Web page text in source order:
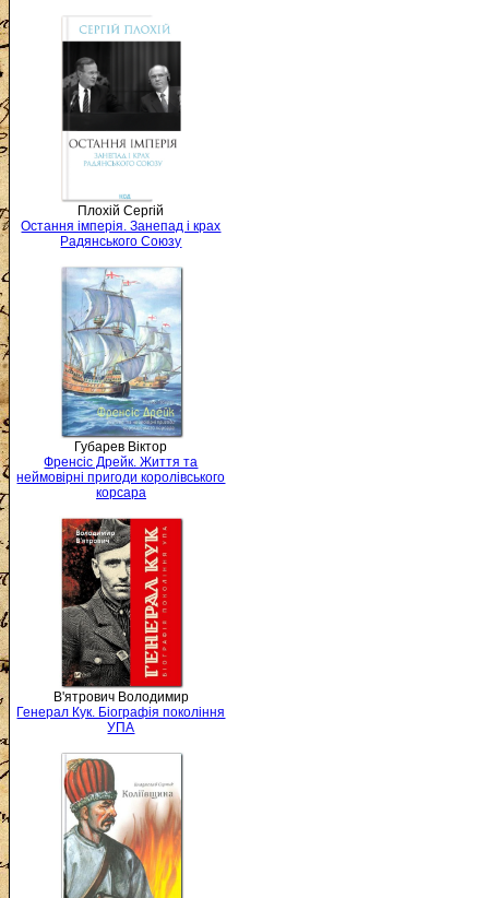
Плохій Сергій
Остання імперія. Занепад і крах
Радянського Союзу
Губарев Віктор
Френсіс Дрейк. Життя та
неймовірні пригоди королівського
корсара
В'ятрович Володимир
Генерал Кук. Біографія покоління
УПА